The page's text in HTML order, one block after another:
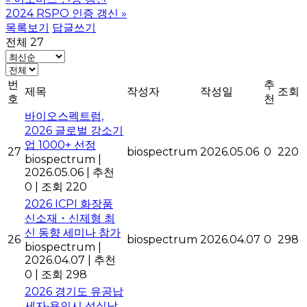
2024 RSPO 인증 갱신 »
목록보기 답글쓰기
전체 27
번
호
제목 작성자 작성일
추
천
조회
27
바이오스펙트럼,
2026 글로벌 강소기
업 1000+ 선정
biospectrum
2026.05.06
추천
0
조회 220
biospectrum 2026.05.06 0 220
26
2026 ICPI 화장품
신소재・신제형 최
신 동향 세미나 참가
biospectrum
2026.04.07
추천
0
조회 298
biospectrum 2026.04.07 0 298
2026 경기도 유공납